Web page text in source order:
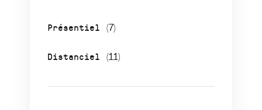
Présentiel (7)
Distanciel (11)